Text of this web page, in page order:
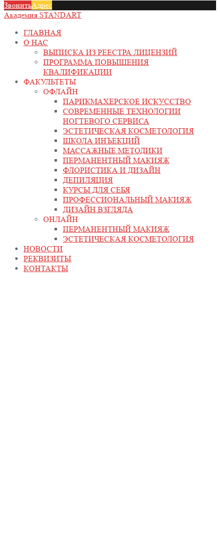
ЗвонитьАдрес
Академия STANDART
ГЛАВНАЯ
О НАС
ВЫПИСКА ИЗ РЕЕСТРА ЛИЦЕНЗИЙ
ПРОГРАММА ПОВЫШЕНИЯ
КВАЛИФИКАЦИИ
ФАКУЛЬТЕТЫ
ОФЛАЙН
ПАРИКМАХЕРСКОЕ ИСКУССТВО
СОВРЕМЕННЫЕ ТЕХНОЛОГИИ
НОГТЕВОГО СЕРВИСА
ЭСТЕТИЧЕСКАЯ КОСМЕТОЛОГИЯ
ШКОЛА ИНЪЕКЦИЙ
МАССАЖНЫЕ МЕТОДИКИ
ПЕРМАНЕНТНЫЙ МАКИЯЖ
ФЛОРИСТИКА И ДИЗАЙН
ДЕПИЛЯЦИЯ
КУРСЫ ДЛЯ СЕБЯ
ПРОФЕССИОНАЛЬНЫЙ МАКИЯЖ
ДИЗАЙН ВЗГЛЯДА
ОНЛАЙН
ПЕРМАНЕНТНЫЙ МАКИЯЖ
ЭСТЕТИЧЕСКАЯ КОСМЕТОЛОГИЯ
НОВОСТИ
РЕКВИЗИТЫ
КОНТАКТЫ